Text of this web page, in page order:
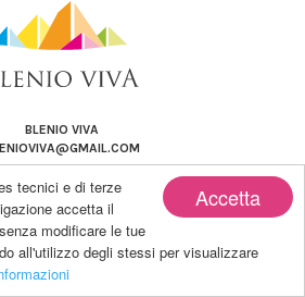
Accetta
tecnici e di terze
accetta il
modificare le tue
all'utilizzo degli stessi per visualizzare
BLENIO VIVA
VIVA | Powered by Blanco-LAB